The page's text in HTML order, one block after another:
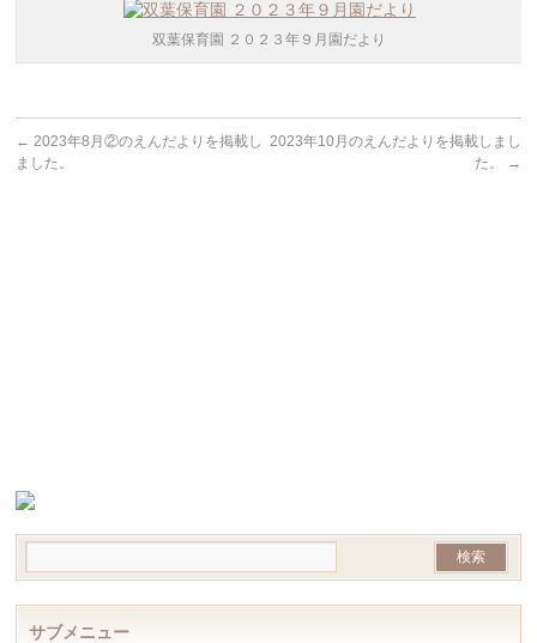
双葉保育園 ２０２３年９月園だより
← 2023年8月②のえんだよりを掲載し
ました。
2023年10月のえんだよりを掲載しまし
た。
→
サブメニュー